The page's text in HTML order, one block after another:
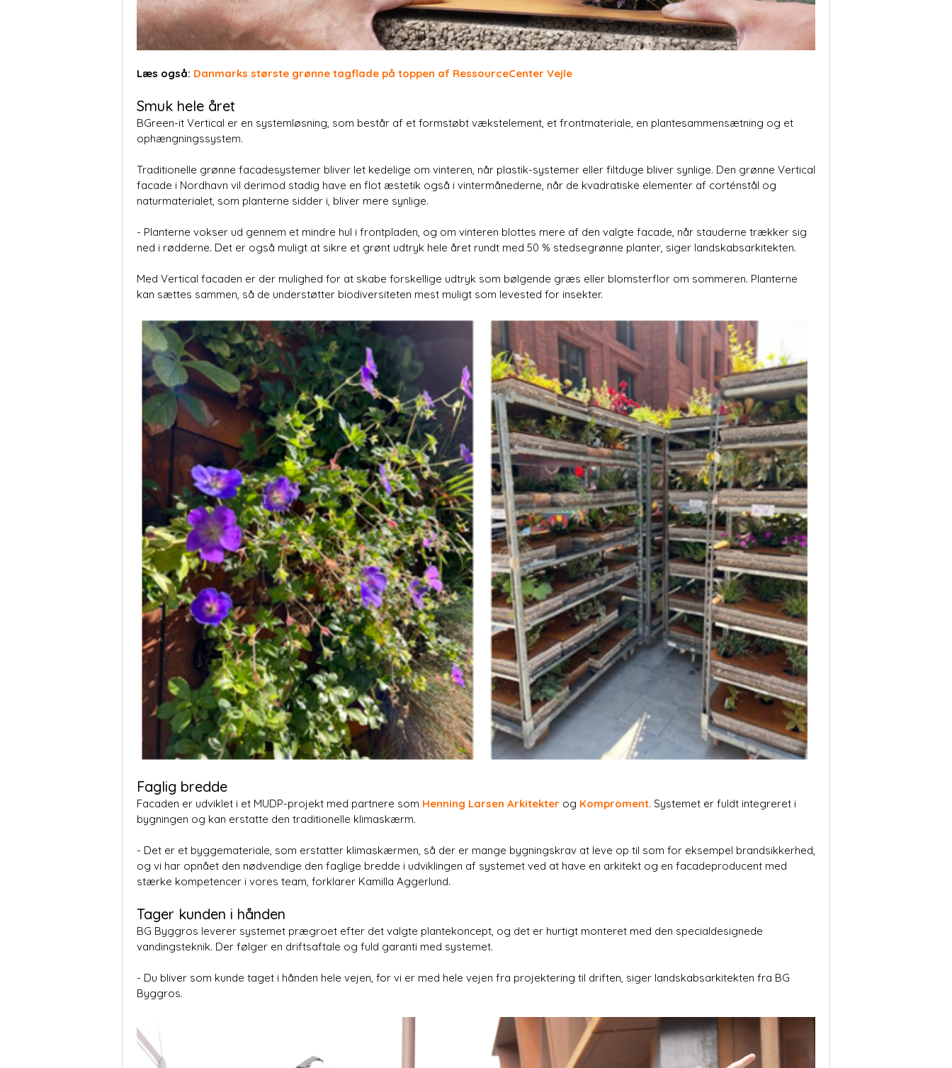
Læs også: Danmarks største grønne tagflade på toppen af RessourceCenter Vejle
Smuk hele året
BGreen-it Vertical er en systemløsning, som består af et formstøbt vækstelement, et frontmateriale, en plantesammensætning og et
ophængningssystem.
Traditionelle grønne facadesystemer bliver let kedelige om vinteren, når plastik-systemer eller filtduge bliver synlige. Den grønne Vertical
facade i Nordhavn vil derimod stadig have en flot æstetik også i vintermånederne, når de kvadratiske elementer af corténstål og
naturmaterialet, som planterne sidder i, bliver mere synlige.
- Planterne vokser ud gennem et mindre hul i frontpladen, og om vinteren blottes mere af den valgte facade, når stauderne trækker sig
ned i rødderne. Det er også muligt at sikre et grønt udtryk hele året rundt med 50 % stedsegrønne planter, siger landskabsarkitekten.
Med Vertical facaden er der mulighed for at skabe forskellige udtryk som bølgende græs eller blomsterflor om sommeren. Planterne
kan sættes sammen, så de understøtter biodiversiteten mest muligt som levested for insekter.
Faglig bredde
Facaden er udviklet i et MUDP-projekt med partnere som Henning Larsen Arkitekter og Komproment. Systemet er fuldt integreret i
bygningen og kan erstatte den traditionelle klimaskærm.
- Det er et byggemateriale, som erstatter klimaskærmen, så der er mange bygningskrav at leve op til som for eksempel brandsikkerhed,
og vi har opnået den nødvendige den faglige bredde i udviklingen af systemet ved at have en arkitekt og en facadeproducent med
stærke kompetencer i vores team, forklarer Kamilla Aggerlund.
Tager kunden i hånden
BG Byggros leverer systemet prægroet efter det valgte plantekoncept, og det er hurtigt monteret med den specialdesignede
vandingsteknik. Der følger en driftsaftale og fuld garanti med systemet.
- Du bliver som kunde taget i hånden hele vejen, for vi er med hele vejen fra projektering til driften, siger landskabsarkitekten fra BG
Byggros.